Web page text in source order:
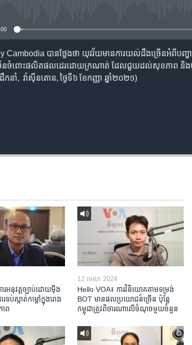
បាន​ថ្លែង​ថា យុវវ័យ​មាន​ការយល់​ដឹង​ច្រើន​អំពី​បញ្
ច្រើន​ចំពោះ​ផលិតផល​ដេរ​ដោយ​ក្រណាត់ ដែល​ជួយ​ដល់​សុខភាព​ និង​
កនាំ, វ៉ាស៊ីនតោន, ថ្ងៃទី៦ ខែកញ្ញា ឆ្នាំ២០២១)
រអនុវត្ត​ច្បាប់​ដោយ​ម៉ឺង
រ​ទប់ស្កាត់​កម្តៅ​ក្នុង​រោង
ាព​​
12 មេសា 2024
Hello VOA៖ ការ​វិនិយោគ​តាម​ទម្រង់ ​
BOT​ មាន​ផល​ប្រយោជន៍​ច្រើន ប៉ុន្តែ​
កម្ពុជា​ត្រូវ​ពិចារណា​លើ​ចំណុច​មួយ​ចំនួន